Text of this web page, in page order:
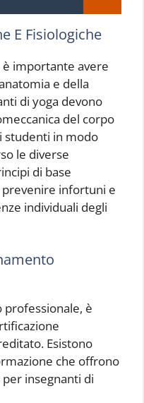
E Fisiologiche
è importante avere
e della
di yoga devono
del corpo
studenti in modo
le diverse
di base
prevenire infortuni e
individuali degli
professionale, è
Esistono
che offrono
insegnanti di